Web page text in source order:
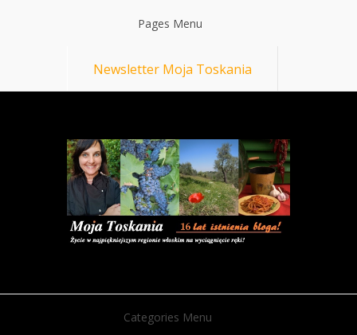
Pages Menu
Newsletter Moja Toskania
Categories Menu